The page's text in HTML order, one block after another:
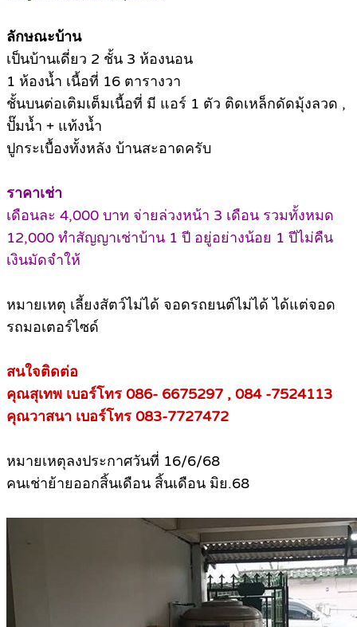
ลักษณะบ้าน
เป็นบ้านเดี่ยว 2 ชั้น 3 ห้องนอน
1 ห้องน้ำ เนื้อที่ 16 ตารางวา
ชั้นบนต่อเติมเต็มเนื้อที่ มี แอร์ 1 ตัว ติดเหล็กดัดมุ้งลวด ,
ปั๊มน้ำ + แท้งน้ำ
ปูกระเบื้องทั้งหลัง บ้านสะอาดครับ
ราคาเช่า
เดือนละ 4,000 บาท จ่ายล่วงหน้า 3 เดือน รวมทั้งหมด
12,000 ทำสัญญาเช่าบ้าน 1 ปี อยู่อย่างน้อย 1 ปีไม่คืน
เงินมัดจำให้
หมายเหตุ เลี้ยงสัตว์ไม่ได้ จอดรถยนต์ไม่ได้ ได้แต่จอด
รถมอเตอร์ไซด์
สนใจติดต่อ
คุณสุเทพ เบอร์โทร 086- 6675297 , 084 -7524113
คุณวาสนา เบอร์โทร 083-7727472
หมายเหตุลงประกาศวันที่ 16/6/68
คนเช่าย้ายออกสิ้นเดือน สิ้นเดือน มิย.68